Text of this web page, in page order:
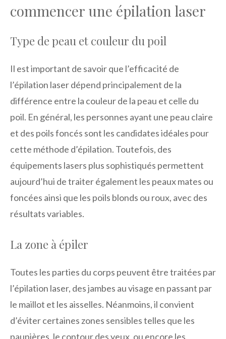
commencer une épilation laser
Type de peau et couleur du poil
Il est important de savoir que l’efficacité de
l’épilation laser dépend principalement de la
différence entre la couleur de la peau et celle du
poil. En général, les personnes ayant une peau claire
et des poils foncés sont les candidates idéales pour
cette méthode d’épilation. Toutefois, des
équipements lasers plus sophistiqués permettent
aujourd’hui de traiter également les peaux mates ou
foncées ainsi que les poils blonds ou roux, avec des
résultats variables.
La zone à épiler
Toutes les parties du corps peuvent être traitées par
l’épilation laser, des jambes au visage en passant par
le maillot et les aisselles. Néanmoins, il convient
d’éviter certaines zones sensibles telles que les
paupières, le contour des yeux, ou encore les